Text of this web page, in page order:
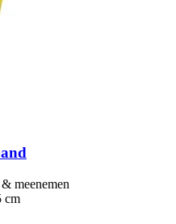
meenemen
cm